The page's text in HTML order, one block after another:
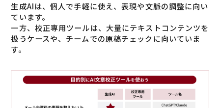
生成AIは、個人で手軽に使え、表現や文脈の調整に向い
ています。
一方、校正専用ツールは、大量にテキストコンテンツを
扱うケースや、チームでの原稿チェックに向いていま
す。